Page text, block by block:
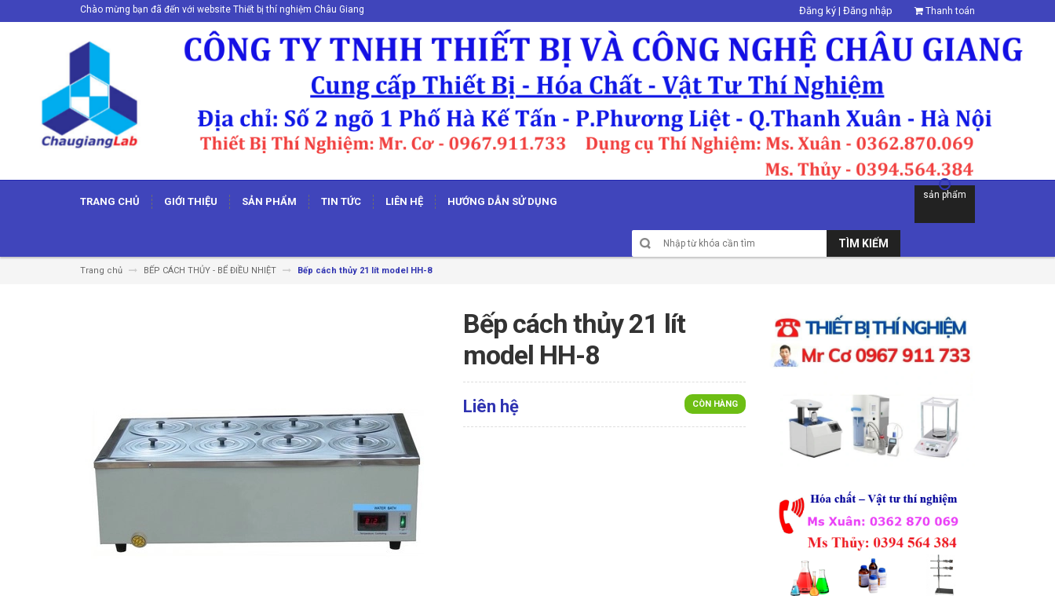
Chào mừng bạn đã đến với website Thiết bị thí nghiệm Châu Giang Đăng ký | Đăng nhập Thanh toán
TRANG CHỦ GIỚI THIỆU SẢN PHẨM TIN TỨC LIÊN HỆ HƯỚNG DẪN SỬ DỤNG
TÌM KIẾM
sản phẩm
Trang chủ BẾP CÁCH THỦY - BỂ ĐIỀU NHIỆT Bếp cách thủy 21 lít model HH-8
Bếp cách thủy 21 lít
model HH-8
CÒN HÀNG
Liên hệ